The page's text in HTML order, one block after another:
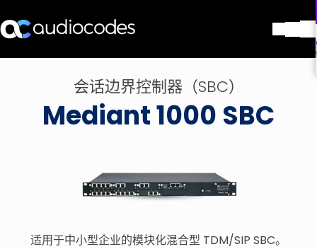
合作伙伴
服务与支持
会话边界控制器（SBC）
Mediant 1000 SBC
适用于中小型企业的模块化混合型 TDM/SIP SBC。